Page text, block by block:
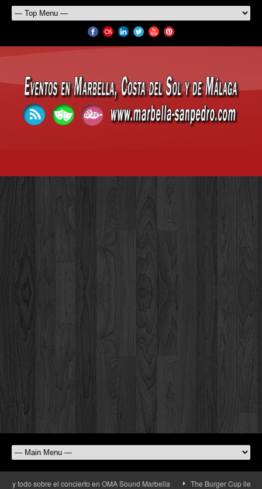
sobre el concierto en OMA Sound Marbella The Burger Cup llega a